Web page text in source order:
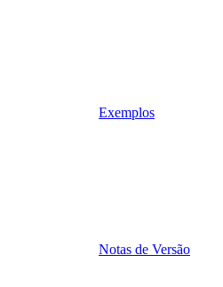
Exemplos
Notas de Versão